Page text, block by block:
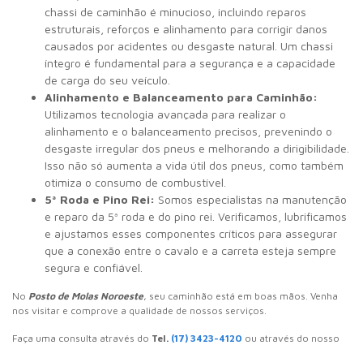
chassi de caminhão é minucioso, incluindo reparos
estruturais, reforços e alinhamento para corrigir danos
causados por acidentes ou desgaste natural. Um chassi
íntegro é fundamental para a segurança e a capacidade
de carga do seu veículo.
Alinhamento e Balanceamento para Caminhão:
Utilizamos tecnologia avançada para realizar o
alinhamento e o balanceamento precisos, prevenindo o
desgaste irregular dos pneus e melhorando a dirigibilidade.
Isso não só aumenta a vida útil dos pneus, como também
otimiza o consumo de combustível.
5ª Roda e Pino Rei: Somos especialistas na manutenção
e reparo da 5ª roda e do pino rei. Verificamos, lubrificamos
e ajustamos esses componentes críticos para assegurar
que a conexão entre o cavalo e a carreta esteja sempre
segura e confiável.
No Posto de Molas Noroeste, seu caminhão está em boas mãos. Venha
nos visitar e comprove a qualidade de nossos serviços.
Faça uma consulta através do Tel. (17) 3423-4120 ou através do nosso